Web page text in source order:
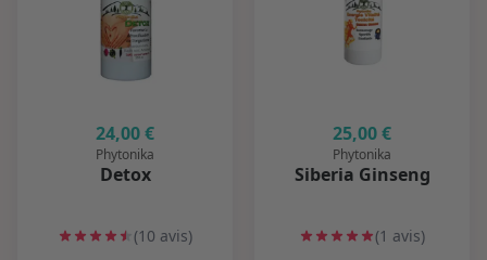
24,00 €
Phytonika
Detox
(10 avis)
25,00 €
Phytonika
Siberia Ginseng
(1 avis)